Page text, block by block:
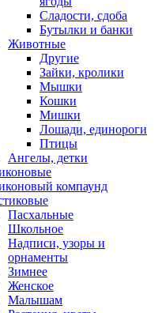
Сладости, сдоба
Бутылки и банки
Животные
Другие
Зайки, кролики
Мышки
Кошки
Мишки
Лошади, единороги
Птицы
Ангелы, детки
компаунд
Пасхальные
Школьное
Надписи, узоры и
орнаменты
Зимнее
Женское
Малышам